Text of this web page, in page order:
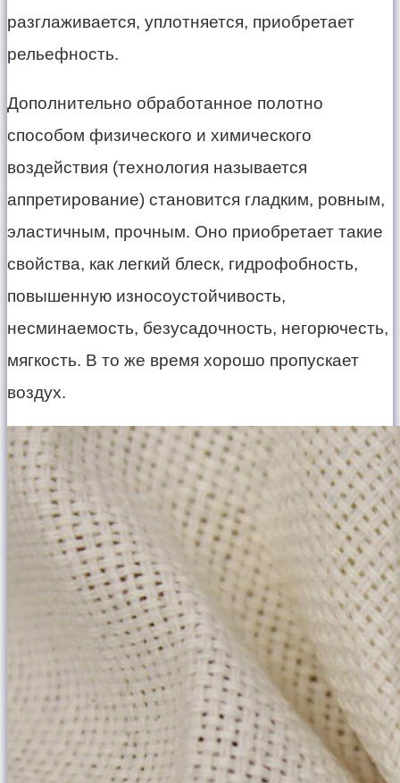
разглаживается, уплотняется, приобретает
рельефность.
Дополнительно обработанное полотно
способом физического и химического
воздействия (технология называется
аппретирование) становится гладким, ровным,
эластичным, прочным. Оно приобретает такие
свойства, как легкий блеск, гидрофобность,
повышенную износоустойчивость,
несминаемость, безусадочность, негорючесть,
мягкость. В то же время хорошо пропускает
воздух.